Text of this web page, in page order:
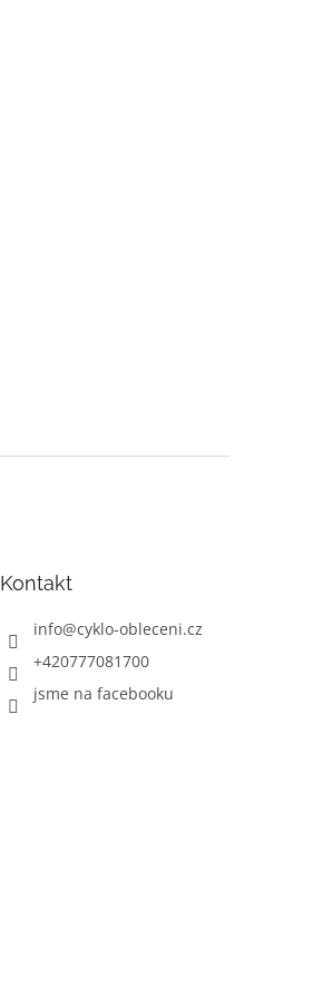
Kontakt
info@cyklo-obleceni.cz
+420777081700
jsme na facebooku